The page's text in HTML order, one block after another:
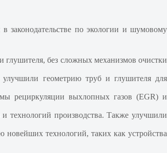
законодательстве по экологии и шумовому
глушителя, без сложных механизмов очистки
геометрию труб и глушителя для
рециркуляции выхлопных газов (EGR) и
технологий производства. Также улучшили
технологий, таких как устройства